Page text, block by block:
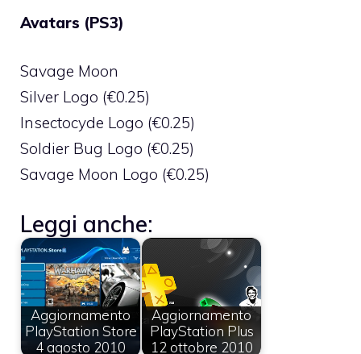
Avatars (PS3)
Savage Moon
Silver Logo (€0.25)
Insectocyde Logo (€0.25)
Soldier Bug Logo (€0.25)
Savage Moon Logo (€0.25)
Leggi anche:
Aggiornamento
PlayStation Store
4 agosto 2010
Aggiornamento
PlayStation Plus
12 ottobre 2010